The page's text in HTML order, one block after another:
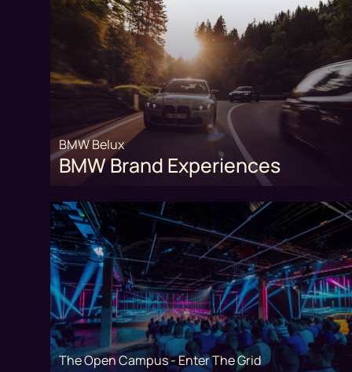
BMW Belux
BMW Brand Experiences
The Open Campus - Enter The Grid